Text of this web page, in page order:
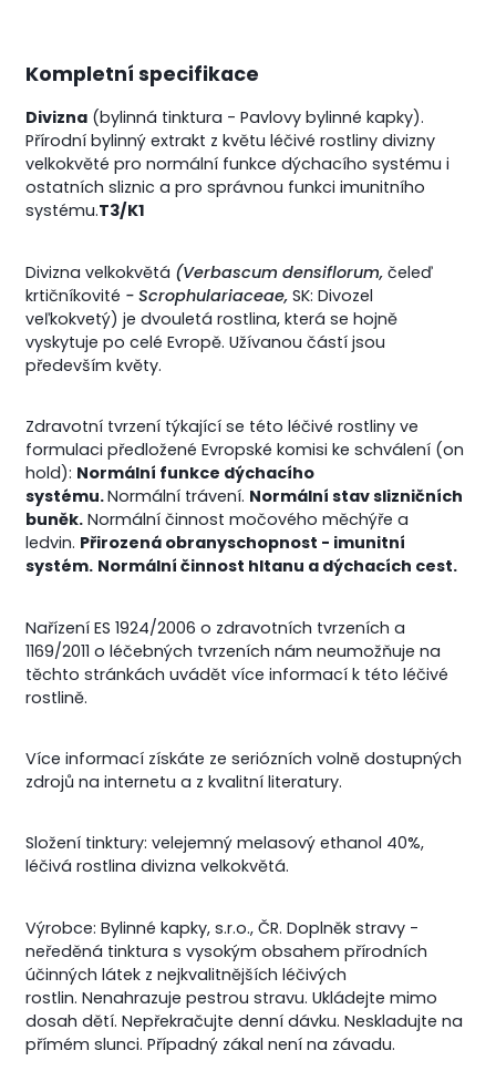
Kompletní specifikace
Divizna (bylinná tinktura - Pavlovy bylinné kapky).
Přírodní bylinný extrakt z květu léčivé rostliny divizny
velkokvěté pro normální funkce dýchacího systému i
ostatních sliznic a pro správnou funkci imunitního
systému.T3/K1
Divizna velkokvětá (Verbascum densiflorum,čeleď
krtičníkovité - Scrophulariaceae,SK: Divozel
veľkokvetý) je dvouletá rostlina, která se hojně
vyskytuje po celé Evropě. Užívanou částí jsou
především květy.
Zdravotní tvrzení týkající se této léčivé rostliny ve
formulaci předložené Evropské komisi ke schválení (on
hold): Normální funkce dýchacího
systému.Normální trávení. Normální stav slizničních
buněk. Normální činnost močového měchýře a
ledvin. Přirozená obranyschopnost - imunitní
systém. Normální činnost hltanu a dýchacích cest.
Nařízení ES 1924/2006 o zdravotních tvrzeních a
1169/2011 o léčebných tvrzeních nám neumožňuje na
těchto stránkách uvádět více informací k této léčivé
rostlině.
Více informací získáte ze seriózních volně dostupných
zdrojů na internetu a z kvalitní literatury.
Složení tinktury: velejemný melasový ethanol 40%,
léčivá rostlina divizna velkokvětá.
Výrobce: Bylinné kapky, s.r.o., ČR. Doplněk stravy -
neředěná tinktura s vysokým obsahem přírodních
účinných látek z nejkvalitnějších léčivých
rostlin. Nenahrazuje pestrou stravu. Ukládejte mimo
dosah dětí. Nepřekračujte denní dávku. Neskladujte na
přímém slunci. Případný zákal není na závadu.